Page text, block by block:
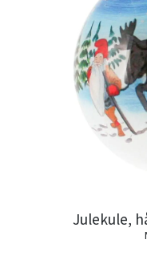
Julekule,